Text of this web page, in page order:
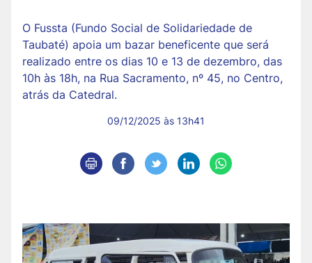
O Fussta (Fundo Social de Solidariedade de
Taubaté) apoia um bazar beneficente que será
realizado entre os dias 10 e 13 de dezembro, das
10h às 18h, na Rua Sacramento, nº 45, no Centro,
atrás da Catedral.
09/12/2025 às 13h41